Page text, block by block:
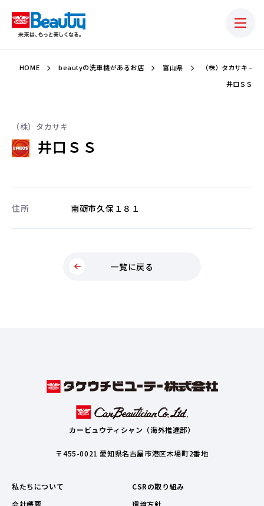
HOME beautyの洗車機があるお店 富山県
（株）タカサキ –
井口ＳＳ
（株）タカサキ
井口ＳＳ
住所 南砺市久保１８１
一覧に戻る
カービュウティシャン（海外推進部）
〒455-0021 愛知県名古屋市港区木場町2番地
私たちについて
会社概要
CSRの取り組み
環境方針